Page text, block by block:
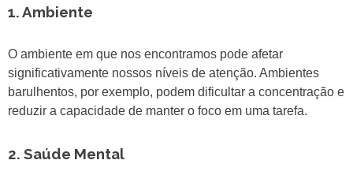
1. Ambiente
O ambiente em que nos encontramos pode afetar
significativamente nossos níveis de atenção. Ambientes
barulhentos, por exemplo, podem dificultar a concentração e
reduzir a capacidade de manter o foco em uma tarefa.
2. Saúde Mental